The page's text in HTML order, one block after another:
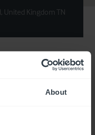
About
United Kingdom TN